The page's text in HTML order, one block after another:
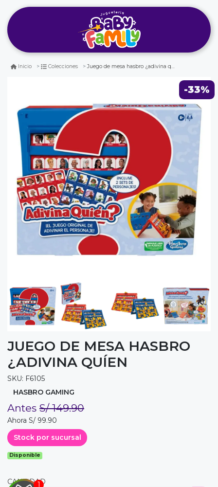
Inicio Colecciones Juego de mesa hasbro ¿adivina quíen
-33%
JUEGO DE MESA HASBRO
¿ADIVINA QUÍEN
SKU: F6105
HASBRO GAMING
Antes S/ 149.90
Ahora S/ 99.90
Stock por sucursal
Disponible
CANTIDAD